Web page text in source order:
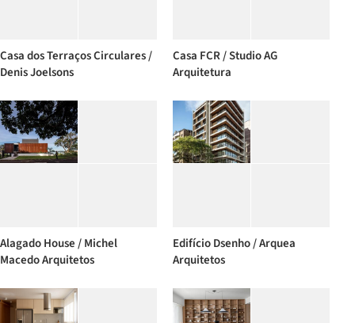
Casa dos Terraços Circulares /
Denis Joelsons
Casa FCR / Studio AG
Arquitetura
Alagado House / Michel
Macedo Arquitetos
Edifício Dsenho / Arquea
Arquitetos